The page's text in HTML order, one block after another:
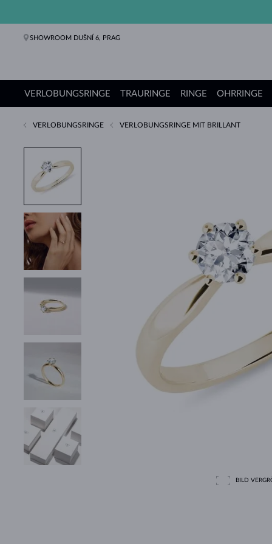
SHOWROOM DUŠNÍ 6, PRAG
VERLOBUNGSRINGE
Verlobungsringe
TRAURINGE
Trauringe
RINGE
Ringe
OHRRINGE
Ohrringe
Ketten
Armbänder
Perlen
Schmuck
Geschenke
KLENOTA Kollektionen
VERLOBUNGSRINGE VERLOBUNGSRINGE MIT BRILLANT
BILD